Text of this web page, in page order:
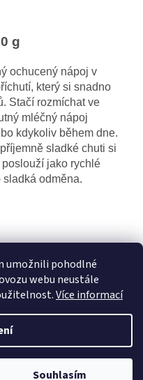
umožnili pohodlné
webu neustále
Více informací
Souhlasím
g
ochucený nápoj v
který si snadno
Stačí rozmíchat ve
mléčný nápoj
kdykoliv během dne.
sladké chuti si
jako rychlé
odměna.
práva vyhrazena.